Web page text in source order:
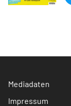
Mediadaten
Impressum